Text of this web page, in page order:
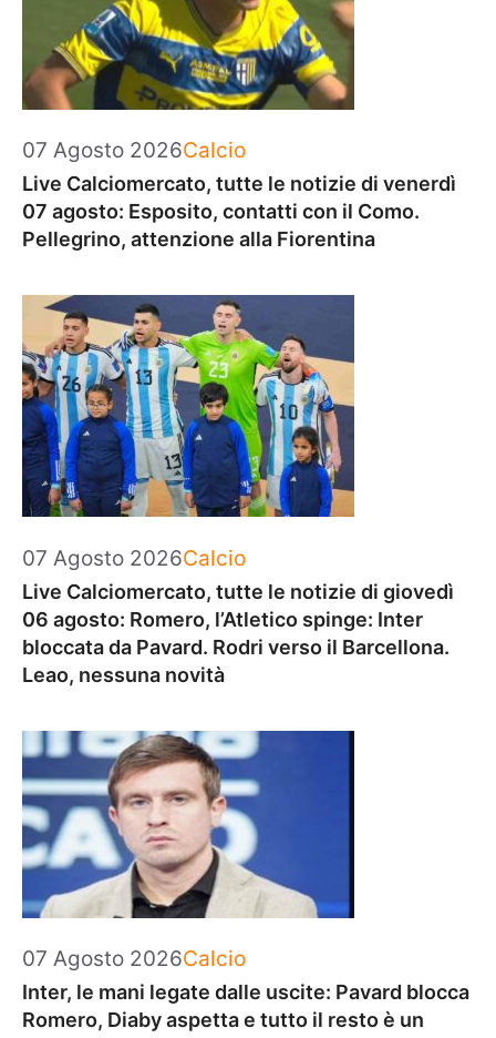
07 Agosto 2026Categorie
Calcio
Live Calciomercato, tutte le notizie di venerdì
07 agosto: Esposito, contatti con il Como.
Pellegrino, attenzione alla Fiorentina
07 Agosto 2026Categorie
Calcio
Live Calciomercato, tutte le notizie di giovedì
06 agosto: Romero, l’Atletico spinge: Inter
bloccata da Pavard. Rodri verso il Barcellona.
Leao, nessuna novità
07 Agosto 2026Categorie
Calcio
Inter, le mani legate dalle uscite: Pavard blocca
Romero, Diaby aspetta e tutto il resto è un